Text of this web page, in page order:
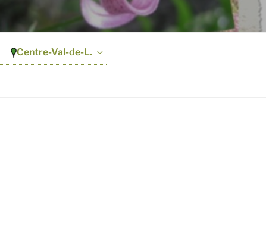
Centre-Val-de-L.